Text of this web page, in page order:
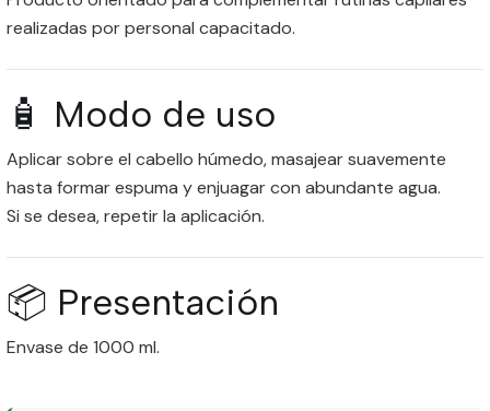
realizadas por personal capacitado.
🧴 Modo de uso
Aplicar sobre el cabello húmedo, masajear suavemente
hasta formar espuma y enjuagar con abundante agua.
Si se desea, repetir la aplicación.
📦 Presentación
Envase de 1000 ml.